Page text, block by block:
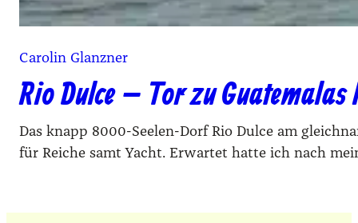
Carolin Glanzner
Rio Dulce – Tor zu
Das knapp 8000-Seelen-Dorf Rio Dulce am
für Reiche samt Yacht. Erwartet hatte ich nach